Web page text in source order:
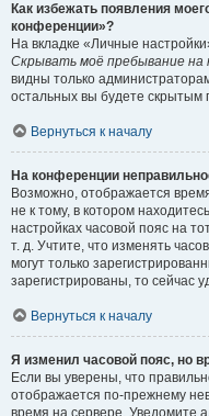
Как избежать появления
конференции»?
На вкладке «Личные
Скрывать моё пребывание на
видны только
остальных вы будете скрытым
Вернуться к началу
На конференции
Возможно, отображается
не к тому, в котором
настройках часовой пояс на
т. д. Учтите, что изменять
могут только
зарегистрированы, то сейчас
Вернуться к началу
Я изменил часовой пояс, но
Если вы уверены, что
отображается по-прежнему